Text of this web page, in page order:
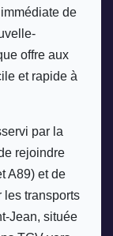
de
offre aux
et rapide à
par la
rejoindre
A89) et de
les transports
Jean, située